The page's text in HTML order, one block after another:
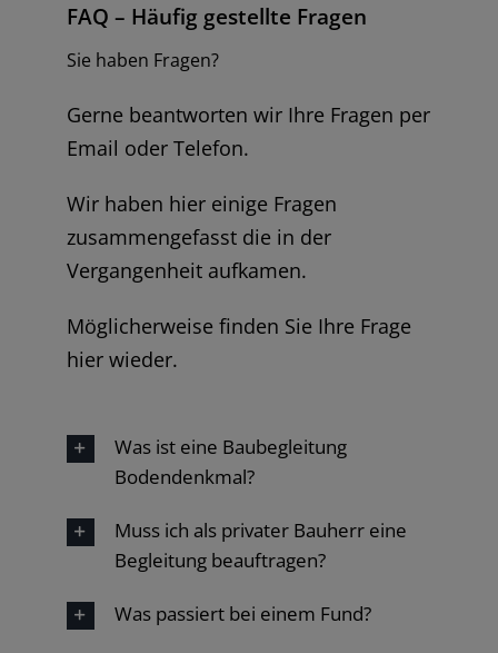
FAQ – Häufig gestellte Fragen
Sie haben Fragen?
Gerne beantworten wir Ihre Fragen per
Email oder Telefon.
Wir haben hier einige Fragen
zusammengefasst die in der
Vergangenheit aufkamen.
Möglicherweise finden Sie Ihre Frage
hier wieder.
Was ist eine Baubegleitung
Bodendenkmal?
Muss ich als privater Bauherr eine
Begleitung beauftragen?
Was passiert bei einem Fund?